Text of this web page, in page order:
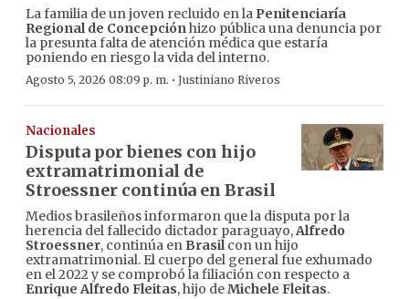
La familia de un joven recluido en la Penitenciaría
Regional de Concepciónhizo pública una denuncia por
la presunta falta de atención médica que estaría
poniendo en riesgo la vida del interno.
Agosto 5, 2026 08:09 p. m. · Justiniano Riveros
Nacionales
Disputa por bienes con hijo
extramatrimonial de
Stroessner continúa en Brasil
Medios brasileños informaron que la disputa por la
herencia del fallecido dictador paraguayo,Alfredo
Stroessner, continúa en Brasilcon un hijo
extramatrimonial. El cuerpo del general fue exhumado
en el 2022 y se comprobó la filiación con respecto a
Enrique Alfredo Fleitas, hijo deMichele Fleitas.